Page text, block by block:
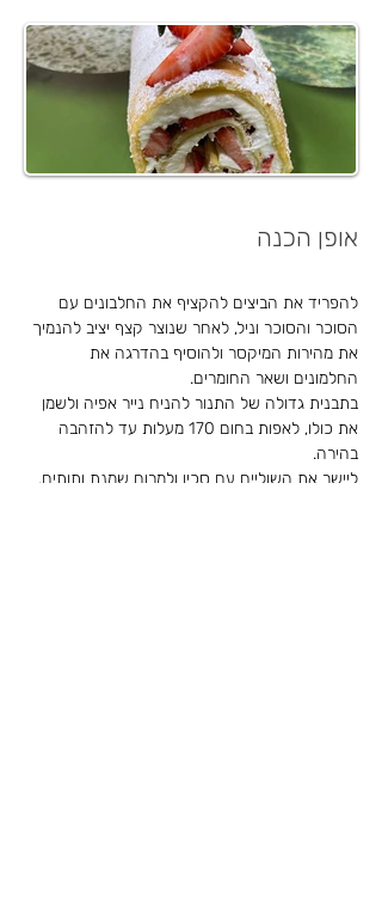
אופן הכנה
להפריד את הביצים להקציף את החלבונים עם
הסוכר והסוכר וניל, לאחר שנוצר קצף יציב להנמיך
את מהירות המיקסר ולהוסיף בהדרגה את
החלמונים ושאר החומרים.
בתבנית גדולה של התנור להניח נייר אפיה ולשמן
את כולו, לאפות בחום 170 מעלות עד להזהבה
בהירה.
ליישר את השוליים עם סכין ולמרוח שמנת ותותים,